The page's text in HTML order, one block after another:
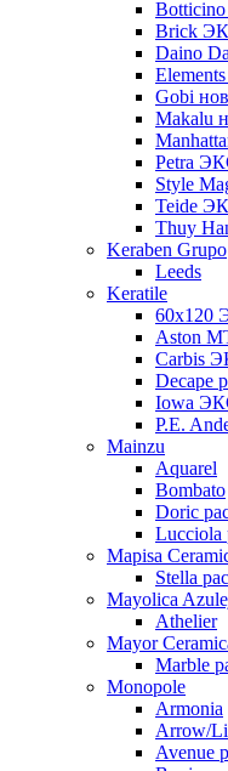
Brick
Daino
Gobi
Makalu
Petra
Style
Teide
Thuy
Keraben Grupo
Leeds
Keratile
Aston
Carbis
Decape
Iowa
P.E.
Mainzu
Aquarel
Bombato
Doric
Lucciola
Mapisa
Stella
Mayolica
Athelier
Mayor
Marble
Monopole
Armonia
Arrow/
Avenue